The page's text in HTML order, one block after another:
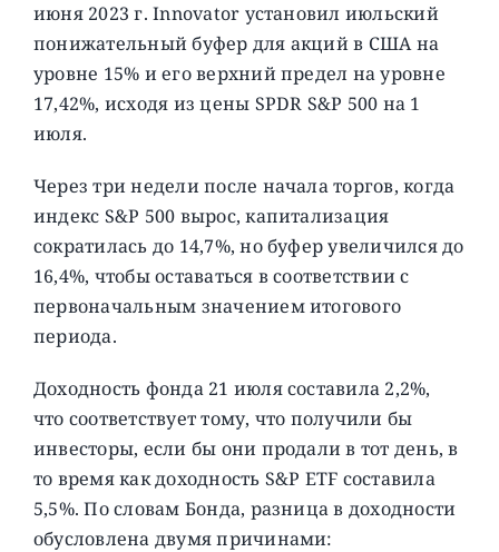
июня 2023 г. Innovator установил июльский
понижательный буфер для акций в США на
уровне 15% и его верхний предел на уровне
17,42%, исходя из цены SPDR S&P 500 на 1
июля.
Через три недели после начала торгов, когда
индекс S&P 500 вырос, капитализация
сократилась до 14,7%, но буфер увеличился до
16,4%, чтобы оставаться в соответствии с
первоначальным значением итогового
периода.
Доходность фонда 21 июля составила 2,2%,
что соответствует тому, что получили бы
инвесторы, если бы они продали в тот день, в
то время как доходность S&P ETF составила
5,5%. По словам Бонда, разница в доходности
обусловлена двумя причинами: